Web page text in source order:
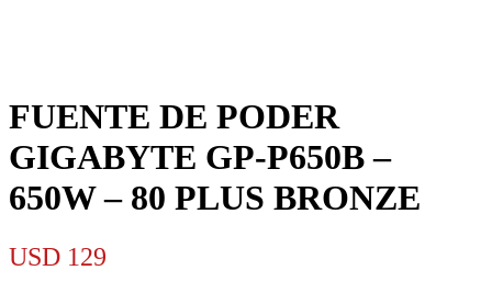
FUENTE DE PODER
GIGABYTE GP-P650B –
650W – 80 PLUS BRONZE
USD 129